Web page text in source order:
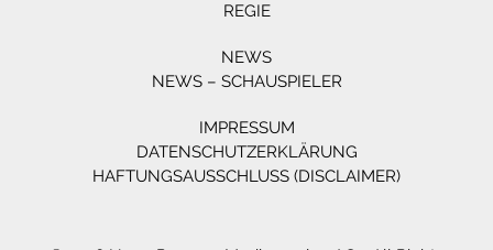
REGIE
NEWS
NEWS – SCHAUSPIELER
IMPRESSUM
DATENSCHUTZERKLÄRUNG
HAFTUNGSAUSSCHLUSS (DISCLAIMER)